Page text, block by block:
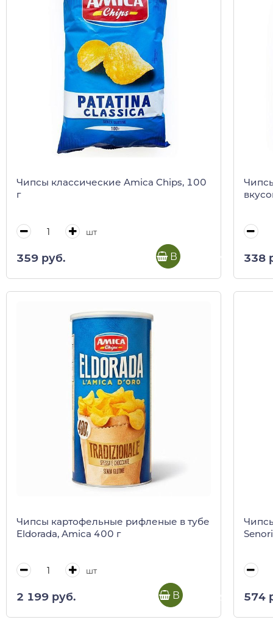
Чипсы классические Amica Chips, 100
г
шт
359 руб. В корзину 338
Чипсы картофельные рифленые в тубе
Eldorada, Amica 400 г
шт
2 199 руб. В корзину 574